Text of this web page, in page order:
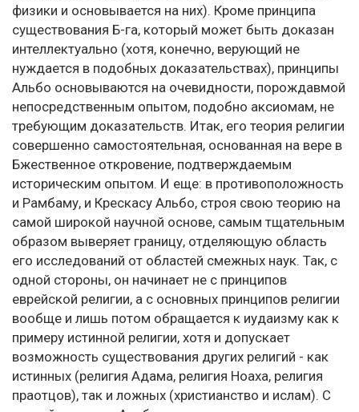
физики и основывается на них). Кроме принципа
существования Б-га, который может быть доказан
интеллектуально (хотя, конечно, верующий не
нуждается в подобных доказательствах), принципы
Альбо основываются на очевидности, порождавмой
непосредственным опытом, подобно аксиомам, не
требующим доказательств. Итак, его теория религии
совершенно самостоятельная, основанная на вере в
Бжественное откровение, подтверждаемым
историческим опытом. И еще: в противоположность
и Рамбаму, и Крескасу Альбо, строя свою теорию на
самой широкой научной основе, самым тщательным
образом выверяет границу, отделяющую область
его исследований от областей смежных наук. Так, с
одной стороны, он начинает не с принципов
еврейской религии, а с основных принципов религии
вообще и лишь потом обращается к иудаизму как к
примеру истинной религии, хотя и допускает
возможность существования других религий - как
истинных (религия Адама, религия Ноаха, религия
праотцов), так и ложных (христианство и ислам). С